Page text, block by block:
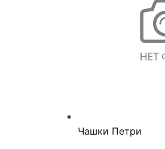
Чашки Петри